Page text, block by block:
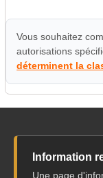
Vous souhaitez
autorisations
déterminent la
Information
Une page